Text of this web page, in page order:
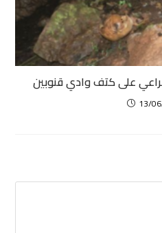
على كتف وادي قنوبين
13/